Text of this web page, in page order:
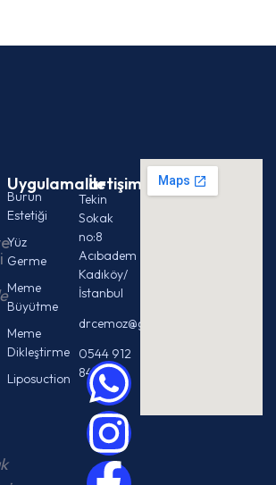
Uygulamalar
Burun
Estetiği
Yüz
Germe
Meme
Büyütme
Meme
Dikleştirme
Liposuction
İletişim
Tekin
Sokak
no:8
Acıbadem
Kadıköy/
İstanbul
drcemoz@gmail.com
0544 912
84 48